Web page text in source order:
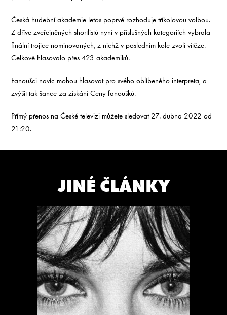
Česká hudební akademie letos poprvé rozhoduje tříkolovou volbou.
Z dříve zveřejněných shortlistů nyní v příslušných kategoriích vybrala
finální trojice nominovaných, z nichž v posledním kole zvolí vítěze.
Celkově hlasovalo přes 423 akademiků.
Fanoušci navíc mohou hlasovat pro svého oblíbeného interpreta, a
zvýšit tak šance za získání Ceny fanoušků.
Přímý přenos na České televizi můžete sledovat 27. dubna 2022 od
21:20.
JINÉ ČLÁNKY